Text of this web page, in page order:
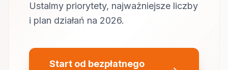
Ustalmy priorytety, najważniejsze liczby
i plan działań na 2026.
Start od bezpłatnego